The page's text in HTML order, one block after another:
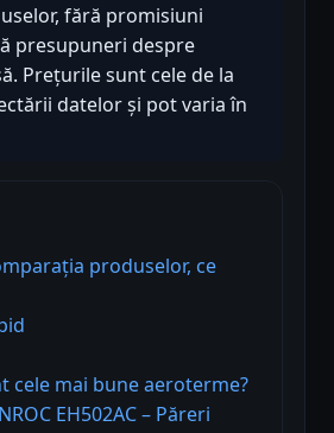
fără promisiuni
presupuneri despre
Prețurile sunt cele de la
datelor și pot varia în
produselor, ce
cele mai bune aeroterme?
EH502AC – Păreri